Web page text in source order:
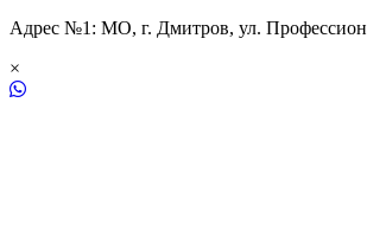
Адрес №1: МО, г. Дмитров, ул.
×